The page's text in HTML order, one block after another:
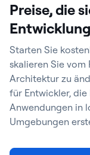
Preise, die
Starten Sie
skalieren Sie
Architektur zu
für Entwickler,
Anwendungen in
Umgebungen